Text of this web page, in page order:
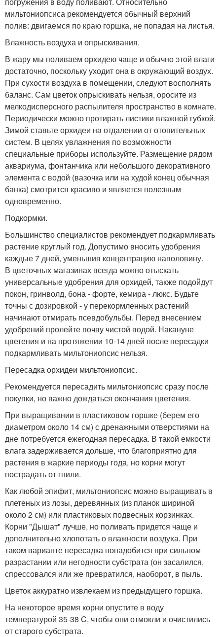
мильтониопсиса рекомендуется обычный верхний
полив: двигаемся по краю горшка, не попадая на листья.
Влажность воздуха и опрыскивания.
В жару мы поливаем орхидею чаще и обычно этой влаги
достаточно, поскольку уходит она в окружающий воздух.
При сухости воздуха в помещении, следуют восполнять
баланс. Сам цветок опрыскивать нельзя, оросите из
мелкодисперсного распылителя пространство в комнате.
Периодически можно протирать листики влажной губкой.
Зимой ставьте орхидеи на отдалении от отопительных
систем. В целях увлажнения по возможности
специальные приборы используйте. Размещение рядом
аквариума, фонтанчика или небольшого декоративного
элемента с водой (вазочка или на худой конец обычная
банка) смотрится красиво и является полезным
одновременно.
Подкормки.
Большинство специалистов рекомендует подкармливать
растение круглый год. Допустимо вносить удобрения
каждые 7 дней, уменьшив концентрацию наполовину.
В цветочных магазинах всегда можно отыскать
универсальные удобрения для орхидей, также подойдут
покон, гринволд, бона - форте, кемира - люкс. Будьте
точны с дозировкой - у перекормленных растений
начинают отмирать псевдобульбы. Перед внесением
удобрений пролейте почву чистой водой. Накануне
цветения и на протяжении 10-14 дней после пересадки
подкармливать мильтониопсис нельзя.
Пересадка орхидеи мильтониопсис.
Рекомендуется пересадить мильтониопсис сразу после
покупки, но важно дождаться окончания цветения.
При выращивании в пластиковом горшке (берем его
диаметром около 14 см) с дренажными отверстиями на
дне потребуется ежегодная пересадка. В такой емкости
влага задерживается дольше, что благоприятно для
растения в жаркие периоды года, но корни могут
пострадать от гнили.
Как любой эпифит, мильтониопсис можно выращивать в
плетеных из лозы, деревянных (из планок шириной
около 2 см) или пластиковых подвесных корзинках.
Корни "Дышат" лучше, но поливать придется чаще и
дополнительно хлопотать о влажности воздуха. При
таком варианте пересадка понадобится при сильном
разрастании или негодности субстрата (он засалился,
спрессовался или же превратился, наоборот, в пыль.
Цветок аккуратно извлекаем из предыдущего горшка.
На некоторое время корни опустите в воду
температурой 35-38 C, чтобы они отмокли и очистились
от старого субстрата.